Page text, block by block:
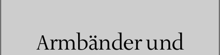
Armbänder und